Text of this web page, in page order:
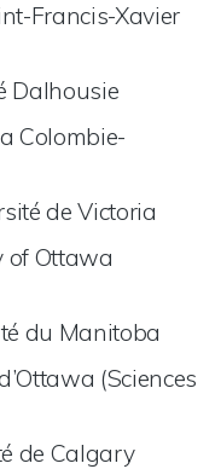
Francis-Xavier
Dalhousie
Colombie-
de Victoria
of Ottawa
du Manitoba
(Sciences
de Calgary